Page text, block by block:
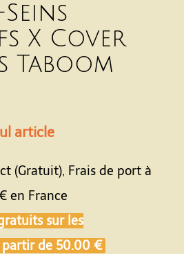
X Cover
Taboom
article
(Gratuit), Frais de port à
en France
sur les
partir de 50.00 €